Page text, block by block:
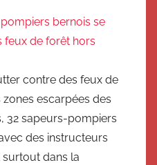
bernois se
feux de forêt hors
contre des feux de
escarpées des
32 sapeurs-pompiers
des instructeurs
surtout dans la